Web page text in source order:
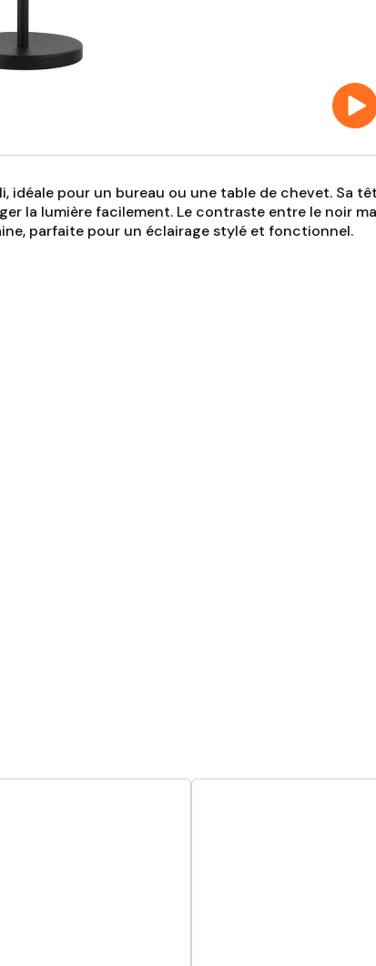
idéale pour un bureau ou une table de chevet. Sa
la lumière facilement. Le contraste entre le noir
parfaite pour un éclairage stylé et fonctionnel.